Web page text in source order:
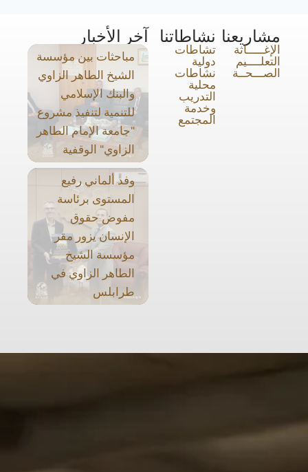
مشاريعنا
الإغـــــاثة
التعلــــيم
الصـــحــة
نشاطاتنا
تشاطات
دولية
نشاطات
محلية
التدريب
وخدمة
المجتمع
آخر الأخبار
مباحثات بين مؤسسة
الشيخ الطاهر الزاوي
والبنك الإسلامي
للتنمية لتنفيذ مشروع
"جامعة الإمام الطاهر
الزاوي" الوقفية
وفد ألماني رفيع
المستوى برئاسة
مفوض حقوق
الإنسان يزور مقر
مؤسسة الشيخ
الطاهر الزاوي في
طرابلس